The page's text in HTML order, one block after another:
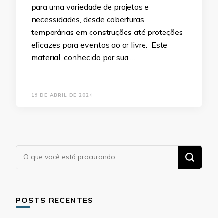
para uma variedade de projetos e
necessidades, desde coberturas
temporárias em construções até proteções
eficazes para eventos ao ar livre. Este
material, conhecido por sua …
19 DE ABRIL DE 2024
Procurando
algo?
POSTS RECENTES